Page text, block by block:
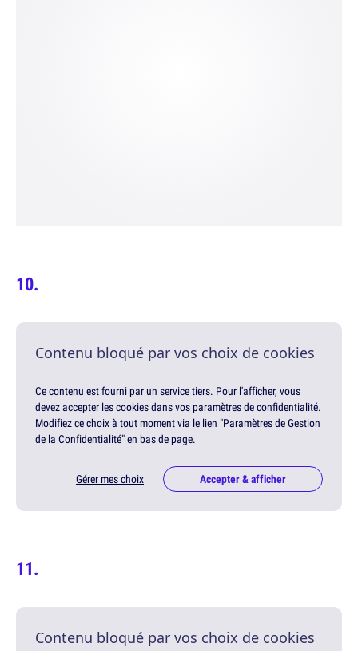
Contenu bloqué par vos choix de cookies
Ce contenu est fourni par un service tiers. Pour l'afficher, vous
devez accepter les cookies dans vos paramètres de confidentialité.
Modifiez ce choix à tout moment via le lien "Paramètres de Gestion
de la Confidentialité" en bas de page.
Gérer mes choix Accepter & afficher
Contenu bloqué par vos choix de cookies